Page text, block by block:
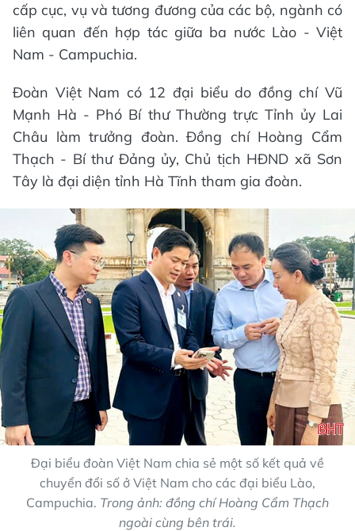
cấp cục, vụ và tương đương của các bộ, ngành có
liên quan đến hợp tác giữa ba nước Lào - Việt
Nam - Campuchia.
Đoàn Việt Nam có 12 đại biểu do đồng chí Vũ
Mạnh Hà - Phó Bí thư Thường trực Tỉnh ủy Lai
Châu làm trưởng đoàn. Đồng chí Hoàng Cẩm
Thạch - Bí thư Đảng ủy, Chủ tịch HĐND xã Sơn
Tây là đại diện tỉnh Hà Tĩnh tham gia đoàn.
Đại biểu đoàn Việt Nam chia sẻ một số kết quả về
chuyển đổi số ở Việt Nam cho các đại biểu Lào,
Campuchia. Trong ảnh: đồng chí Hoàng Cẩm Thạch
ngoài cùng bên trái.